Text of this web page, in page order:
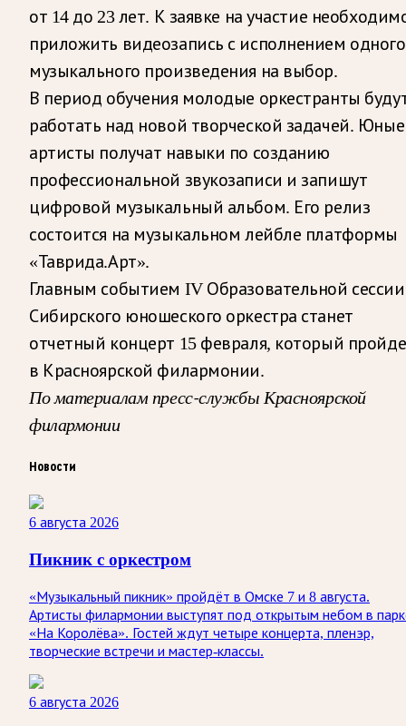
от 14 до 23 лет. К заявке на участие
приложить видеозапись с исполнением одного
музыкального произведения на выбор.
В период обучения молодые оркестранты
работать над новой творческой задачей. Юные
артисты получат навыки по созданию
профессиональной звукозаписи и запишут
цифровой музыкальный альбом. Его релиз
состоится на музыкальном лейбле платформы
«Таврида.Арт».
Главным событием IV Образовательной сессии
Сибирского юношеского оркестра станет
отчетный концерт 15 февраля, который
в Красноярской филармонии.
По материалам пресс-службы Красноярской
филармонии
Новости
6 августа 2026
Пикник с оркестром
«Музыкальный пикник» пройдёт в Омске 7 и 8 августа.
Артисты филармонии выступят под открытым небом в
«На Королёва». Гостей ждут четыре концерта, пленэр,
творческие встречи и мастер-классы.
6 августа 2026